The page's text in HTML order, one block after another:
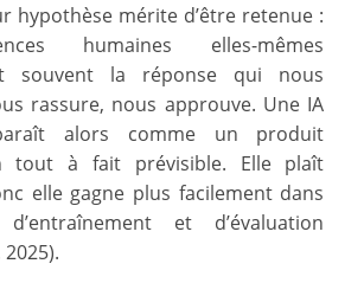
hypothèse mérite d’être retenue :
humaines elles-mêmes
souvent la réponse qui nous
rassure, nous approuve. Une IA
alors comme un produit
tout à fait prévisible. Elle plaît
elle gagne plus facilement dans
et d’évaluation